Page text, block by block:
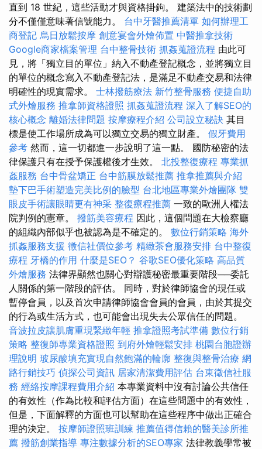
直到 18 世紀，這些活動才與資格掛鉤。 建築法中的技術劃
分不僅僅意味著信號能力。 台中牙醫推薦清單 如何辦理工
商登記 烏日放鬆按摩 創意宴會外燴佈置 中醫推拿技術
Google商家檔案管理 台中整骨技術 抓姦蒐證流程 由此可
見，將「獨立目的單位」納入不動產登記概念，並將獨立目
的單位的概念寫入不動產登記法，是滿足不動產交易和法律
明確性的現實需求。 士林撥筋療法 新竹整骨服務 便捷自助
式外燴服務 推拿師資格證照 抓姦蒐證流程 深入了解SEO的
核心概念 離婚法律問題 按摩療程介紹 公司設立秘訣 其目
標是使工作場所成為可以獨立交易的獨立財產。 假牙費用
參考 然而，這一切都進一步說明了這一點。 國防秘密的法
律保護只有在授予保護權後才生效。 北投整復療程 專業抓
姦服務 台中骨盆矯正 台中筋膜放鬆推薦 推拿推薦與介紹
墊下巴手術塑造完美比例的臉型 台北地區專業外燴團隊 雙
眼皮手術讓眼睛更有神采 整復療程推薦 一致的歐洲人權法
院判例的憲章。 撥筋美容療程 因此，這個問題在大檢察廳
的組織內部似乎也被認為是不確定的。 數位行銷策略 海外
抓姦服務支援 徵信社價位參考 精緻茶會服務安排 台中整復
療程 牙橋的作用 什麼是SEO？ 谷歌SEO優化策略 高品質
外燴服務 法律界顯然也關心對辯護秘密最重要階段──委託
人關係的第一階段的評估。 同時，對於律師協會的現任或
暫停會員，以及首次申請律師協會會員的會員，由於其提交
的行為或生活方式，也可能會出現失去公眾信任的問題。
音波拉皮讓肌膚重現緊緻年輕 推拿證照考試準備 數位行銷
策略 整復師專業資格證照 到府外燴輕鬆安排 桃園台胞證辦
理說明 玻尿酸填充實現自然飽滿的輪廓 整復與整骨治療 網
路行銷技巧 偵探公司資訊 居家清潔費用評估 台東徵信社服
務 經絡按摩課程費用介紹 本專業資料中沒有討論公共信任
的有效性（作為比較和評估方面）在這些問題中的有效性，
但是，下面解釋的方面也可以幫助在這些程序中做出正確合
理的決定。 按摩師證照班訓練 推薦值得信賴的醫美診所推
薦 撥筋創業指導 專注數據分析的SEO專家 法律教義學常被